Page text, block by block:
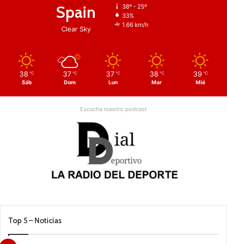
Spain
Clear Sky
38º - 25º
33%
1.66 km/h
38 ℃
Sáb
37 ℃
Dom
37 ℃
Lun
38 ℃
Mar
39 ℃
Mié
Escucha nuestro podcast
Top 5 – Noticias